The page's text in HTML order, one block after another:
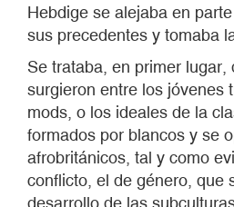
Hebdige se alejaba en
sus precedentes y tomaba
Se trataba, en primer
surgieron entre los jóvenes
mods, o los ideales de la
formados por blancos y se
afrobritánicos, tal y como
conflicto, el de género, que
desarrollo de las